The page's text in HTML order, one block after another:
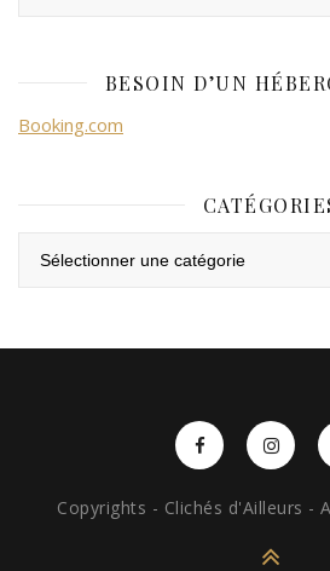
BESOIN D’UN
Booking.com
Copyrights - Clichés d'Ailleurs -